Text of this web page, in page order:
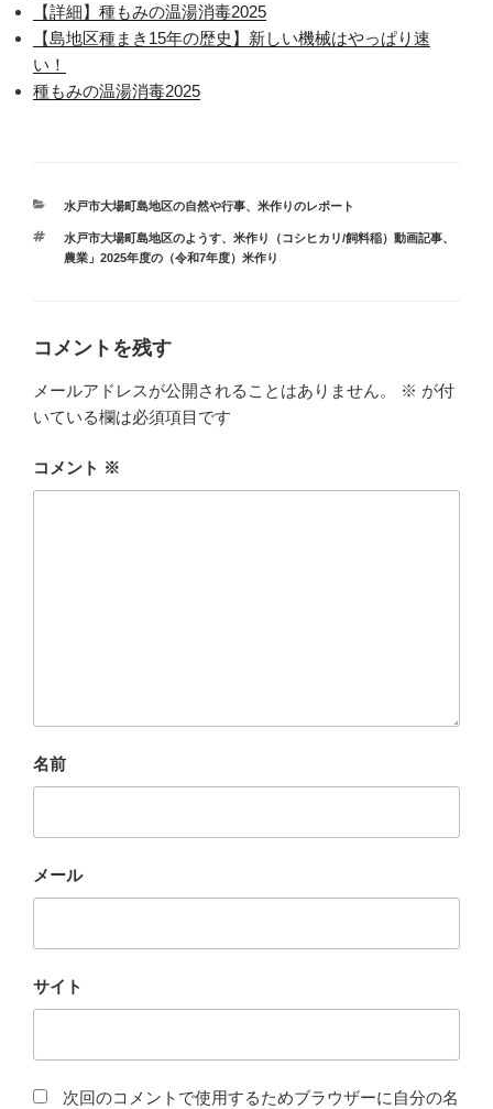
【詳細】種もみの温湯消毒2025
【島地区種まき15年の歴史】新しい機械はやっぱり速
い！
種もみの温湯消毒2025
カ
ゴ
リ
水戸市大場町島地区の自然や行事、 米作りのレポート
タ
グ
水戸市大場町島地区のようす、 米作り（コシヒカリ/飼料稲）動画記事、
農業」2025年度の（令和7年度）米作り
コメントを残す
メールアドレスが公開されることはありません。 ※ が付
いている欄は必須項目です
コメント ※
名前
メール
サイト
次回のコメントで使用するためブラウザーに自分の名